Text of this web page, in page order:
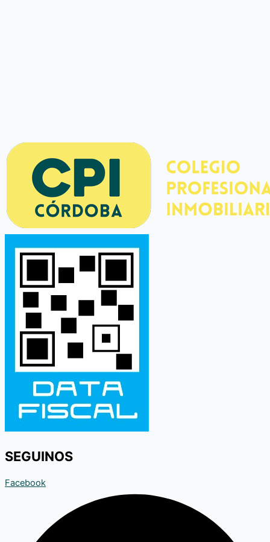
SEGUINOS
Facebook